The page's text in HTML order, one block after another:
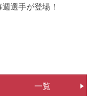
選手が登場！
一覧